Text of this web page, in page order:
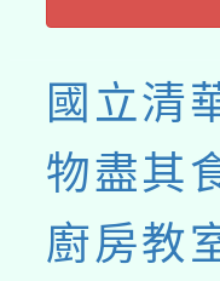
國立清
物盡其
廚房教